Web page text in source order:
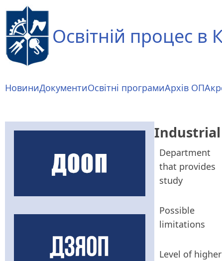
Перейти
основного
вмісту
Освітній процес в
Основна
НовиниДокументиОсвітні програмиАрхів ОП
Department
that provides
study
Possible
limitations
Level of higher